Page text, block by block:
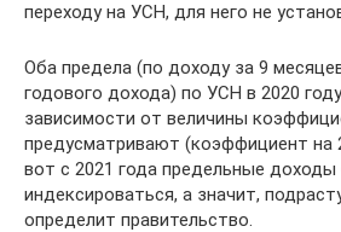
переходу на УСН, для него не
Оба предела (по доходу за 9
годового дохода) по УСН в 2020
зависимости от величины
предусматривают (коэффициент на
вот с 2021 года предельные доходы
индексироваться, а значит,
определит правительство.